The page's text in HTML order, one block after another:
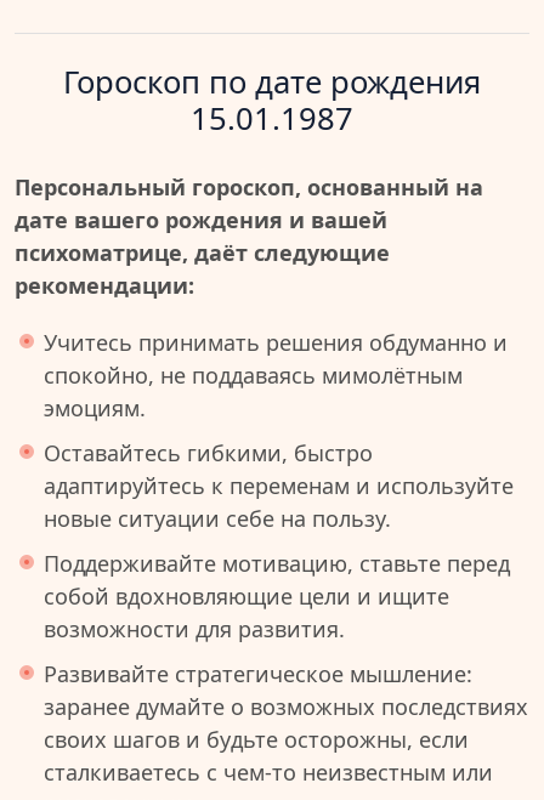
Гороскоп по дате рождения
15.01.1987
Персональный гороскоп, основанный на
дате вашего рождения и вашей
психоматрице, даёт следующие
рекомендации:
Учитесь принимать решения обдуманно и
спокойно, не поддаваясь мимолётным
эмоциям.
Оставайтесь гибкими, быстро
адаптируйтесь к переменам и используйте
новые ситуации себе на пользу.
Поддерживайте мотивацию, ставьте перед
собой вдохновляющие цели и ищите
возможности для развития.
Развивайте стратегическое мышление:
заранее думайте о возможных последствиях
своих шагов и будьте осторожны, если
сталкиваетесь с чем-то неизвестным или